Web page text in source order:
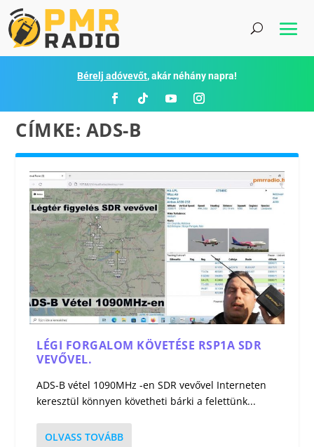
Bérelj adóvevőt, akár néhány napra!
CÍMKE: ADS-B
LÉGI FORGALOM KÖVETÉSE RSP1A SDR
VEVŐVEL.
ADS-B vétel 1090MHz -en SDR vevővel Interneten
keresztül könnyen követheti bárki a felettünk...
OLVASS TOVÁBB